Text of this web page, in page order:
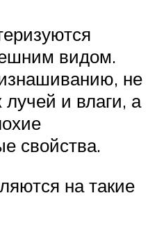
видом.
не
и влаги, а
свойства.
на такие